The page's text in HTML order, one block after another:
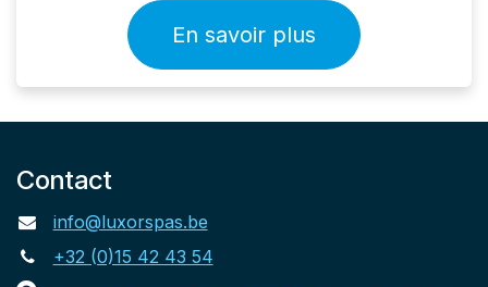
En savoir plus
Contact
info@luxorspas.be
+32 (0)15 42 43 54